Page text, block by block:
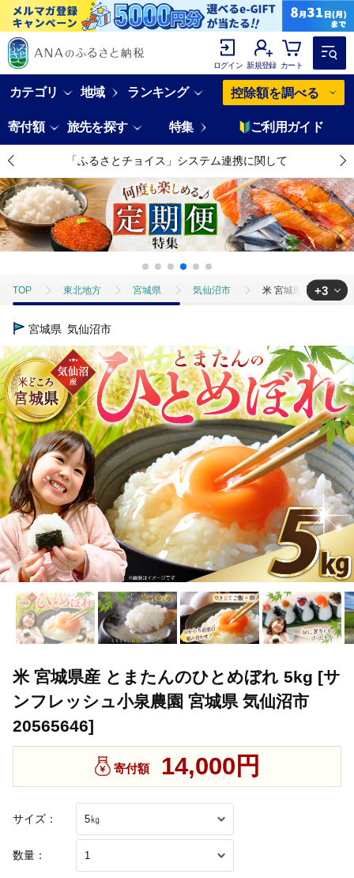
ログイン 新規登録 カート
カテゴリ 地域 ランキング 控除額を調べる
寄付額 旅先を探す 特集 ご利用ガイド
「ふるさとチョイス」システム連携に関して
TOP 東北地方 宮城県 気仙沼市 米 宮城県産 とまた
TOP
TOP 米・穀物 米 米 宮城県産 とまたんのひとめぼれ 5kg [
TOP 米・穀物 米 精米 米 宮城県産 とまたんのひと
+3
宮城県 気仙沼市
米 宮城県産 とまたんのひとめぼれ 5kg [サ
ンフレッシュ小泉農園 宮城県 気仙沼市
20565646]
サイズ：
数量：
寄付額 14,000円